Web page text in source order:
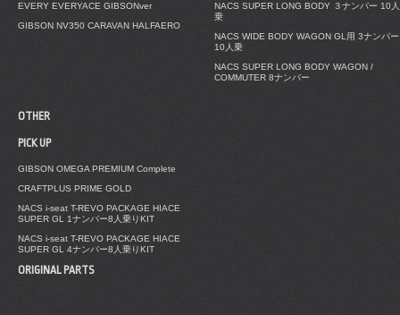
EVERY EVERYACE GIBSONver
GIBSON NV350 CARAVAN HALFAERO
NACS SUPER LONG BODY ３ナンバー 10人
乗
NACS WIDE BODY WAGON GL用 3ナンバー
10人乗
NACS SUPER LONG BODY WAGON /
COMMUTER 8ナンバー
OTHER
PICK UP
GIBSON OMEGA PREMIUM Complete
CRAFTPLUS PRIME GOLD
NACS i-seat T-REVO PACKAGE HIACE
SUPER GL 1ナンバー8人乗りKIT
NACS i-seat T-REVO PACKAGE HIACE
SUPER GL 4ナンバー8人乗りKIT
ORIGINAL PARTS